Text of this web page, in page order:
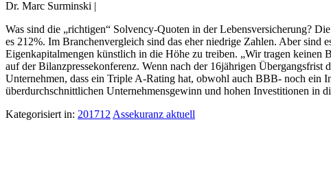
Dr. Marc Surminski |
Was sind die „richtigen“ Solvency-Quoten in der Lebensversicherung?
es 212%. Im Branchenvergleich sind das eher niedrige Zahlen. Aber sind
Eigenkapitalmengen künstlich in die Höhe zu treiben. „Wir tragen keinen
auf der Bilanzpressekonferenz. Wenn nach der 16jährigen
Unternehmen, dass ein Triple A-Rating hat, obwohl auch BBB- noch ein
überdurchschnittlichen Unternehmensgewinn und hohen Investitionen in
Kategorisiert in: 201712 Assekuranz aktuell